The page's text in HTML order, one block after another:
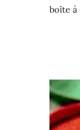
boîte